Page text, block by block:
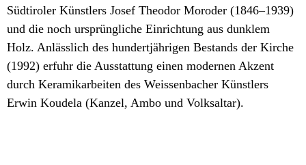
Südtiroler Künstlers Josef Theodor Moroder (1846–1939)
und die noch ursprüngliche Einrichtung aus dunklem
Holz. Anlässlich des hundertjährigen Bestands der Kirche
(1992) erfuhr die Ausstattung einen modernen Akzent
durch Keramikarbeiten des Weissenbacher Künstlers
Erwin Koudela (Kanzel, Ambo und Volksaltar).